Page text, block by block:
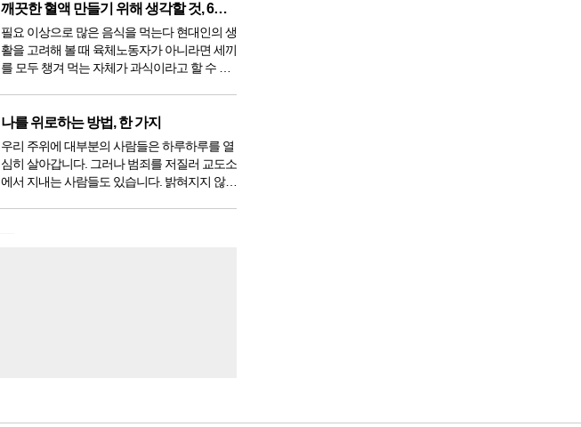
깨끗한 혈액 만들기 위해 생각할 것, 6가지
필요 이상으로 많은 음식을 먹는다 현대인의 생
활을 고려해 볼 때 육체노동자가 아니라면 세끼
를 모두 챙겨 먹는 자체가 과식이라고 할 수 있
점심, 저녁을 습관적으로 음식을 섭취한다. 게
다...
나를 위로하는 방법, 한 가지
우리 주위에 대부분의 사람들은 하루하루를 열
심히 살아갑니다. 그러나 범죄를 저질러 교도소
에서 지내는 사람들도 있습니다. 밝혀지지 않았